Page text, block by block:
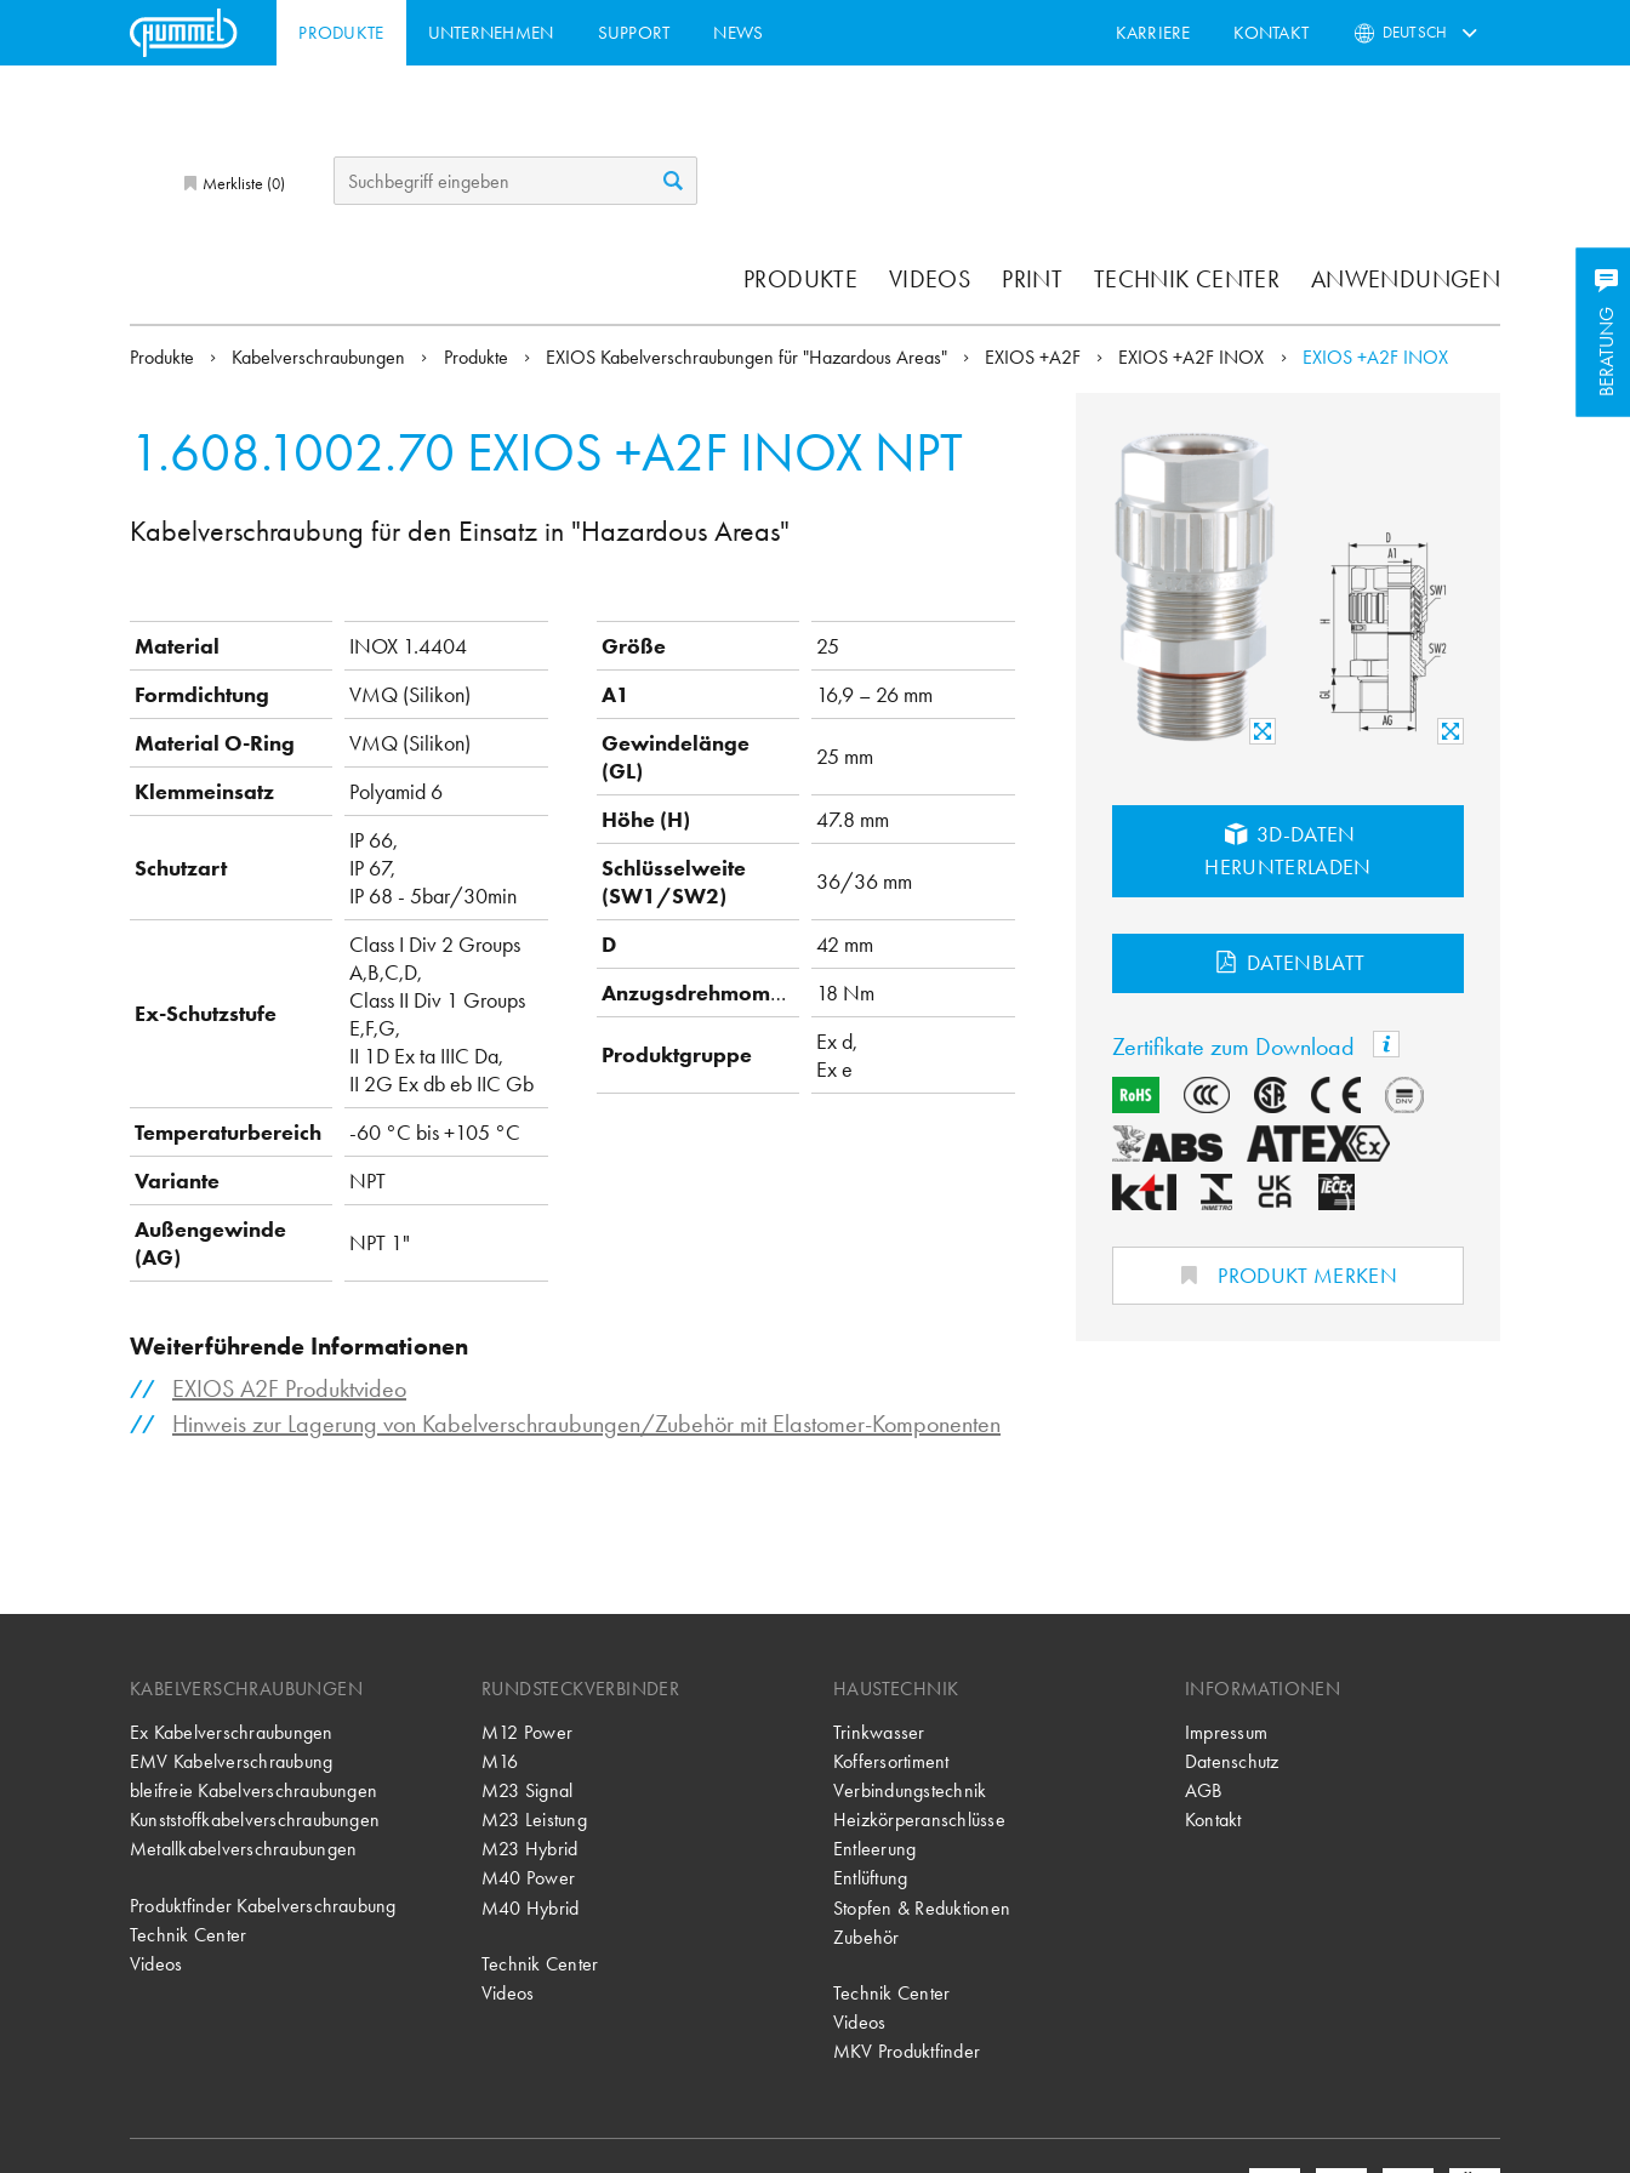
PRODUKTE UNTERNEHMEN SUPPORT NEWS KARRIERE KONTAKT DEUTSCH
Merkliste (0)
PRODUKTE VIDEOS PRINT TECHNIK CENTER ANWENDUNGEN
BERATUNG
BERATUNG
Produkte Kabelverschraubungen Produkte EXIOS Kabelverschraubungen für "Hazardous Areas" EXIOS +A2F EXIOS +A2F INOX EXIOS +A2F INOX
1.608.1002.70 EXIOS +A2F INOX NPT
Kabelverschraubung für den Einsatz in "Hazardous Areas"
Material
INOX 1.4404
Formdichtung
VMQ (Silikon)
Material O-Ring
VMQ (Silikon)
Klemmeinsatz
Polyamid 6
Schutzart
IP 66,
IP 67,
IP 68 - 5bar/30min
Ex-Schutzstufe
Class I Div 2 Groups
A,B,C,D,
Class II Div 1 Groups
E,F,G,
II 1D Ex ta IIIC Da,
II 2G Ex db eb IIC Gb
Temperaturbereich
-60 °C bis +105 °C
Variante
NPT
Außengewinde
(AG)
NPT 1"
Größe
25
A1
16,9 – 26 mm
Gewindelänge
(GL)
25 mm
Höhe (H)
47.8 mm
Schlüsselweite
(SW1/SW2)
36/36 mm
D
42 mm
Anzugsdrehmoment
18 Nm
Produktgruppe
Ex d,
Ex e
Weiterführende Informationen
EXIOS A2F Produktvideo
Hinweis zur Lagerung von Kabelverschraubungen/Zubehör mit Elastomer-Komponenten
3D-DATEN
HERUNTERLADEN
DATENBLATT
Zertifikate zum Download
PRODUKT MERKEN
KABELVERSCHRAUBUNGEN
Ex Kabelverschraubungen
EMV Kabelverschraubung
bleifreie Kabelverschraubungen
Kunststoffkabelverschraubungen
Metallkabelverschraubungen
Produktfinder Kabelverschraubung
Technik Center
Videos
RUNDSTECKVERBINDER
M12 Power
M16
M23 Signal
M23 Leistung
M23 Hybrid
M40 Power
M40 Hybrid
Technik Center
Videos
HAUSTECHNIK
Trinkwasser
Koffersortiment
Verbindungstechnik
Heizkörperanschlüsse
Entleerung
Entlüftung
Stopfen & Reduktionen
Zubehör
Technik Center
Videos
MKV Produktfinder
INFORMATIONEN
Impressum
Datenschutz
AGB
Kontakt